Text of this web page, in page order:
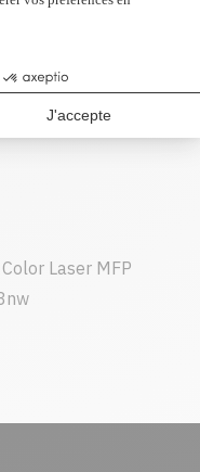
- Original
$
Laser MFP